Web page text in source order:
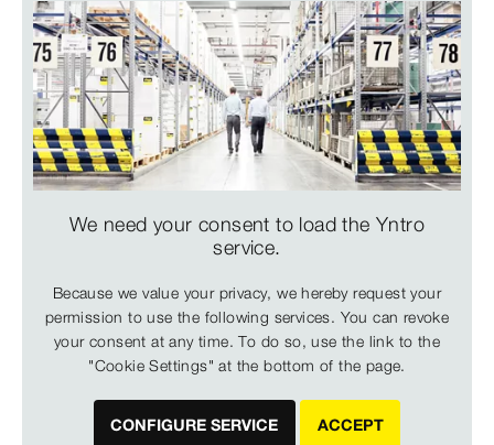
We need your consent to load the Yntro
service.
Because we value your privacy, we hereby request your
permission to use the following services. You can revoke
your consent at any time. To do so, use the link to the
"Cookie Settings" at the bottom of the page.
CONFIGURE SERVICE ACCEPT